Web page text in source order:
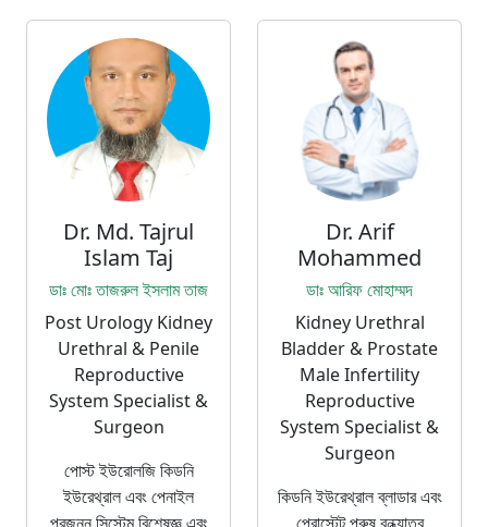
Dr. Md. Tajrul
Islam Taj
ডাঃ মোঃ তাজরুল ইসলাম তাজ
Post Urology Kidney
Urethral & Penile
Reproductive
System Specialist &
Surgeon
পোস্ট ইউরোলজি কিডনি
ইউরেথ্রাল এবং পেনাইল
Dr. Arif
Mohammed
ডাঃ আরিফ মোহাম্মদ
Kidney Urethral
Bladder & Prostate
Male Infertility
Reproductive
System Specialist &
Surgeon
কিডনি ইউরেথ্রাল ব্লাডার এবং